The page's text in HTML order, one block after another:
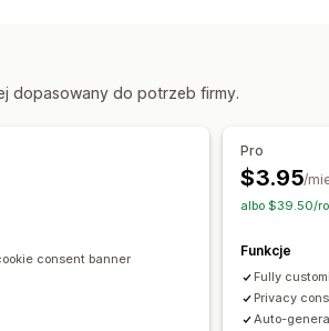
mobilnych
dopasowany do potrzeb firmy.
consent banner
Pro
$3.95/
albo $39.50/
Funkcje
Fully
Privacy
Auto-